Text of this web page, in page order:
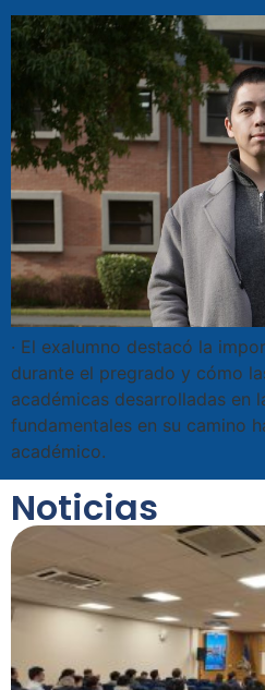
· El exalumno destacó la
durante el pregrado y cómo
académicas desarrolladas en
fundamentales en su camino
académico.
Noticias